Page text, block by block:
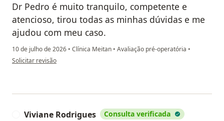
Dr Pedro é muito tranquilo, competente e
atencioso, tirou todas as minhas dúvidas e me
ajudou com meu caso.
10 de julho de 2026 • Clínica Meitan • Avaliação pré-operatória •
na opinião do utilizador S.H.W.
Solicitar revisão
Viviane Rodrigues Consulta verificada